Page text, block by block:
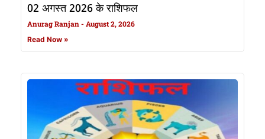
02 अगस्त 2026 के राशिफल
Anurag Ranjan August 2, 2026
Read Now »